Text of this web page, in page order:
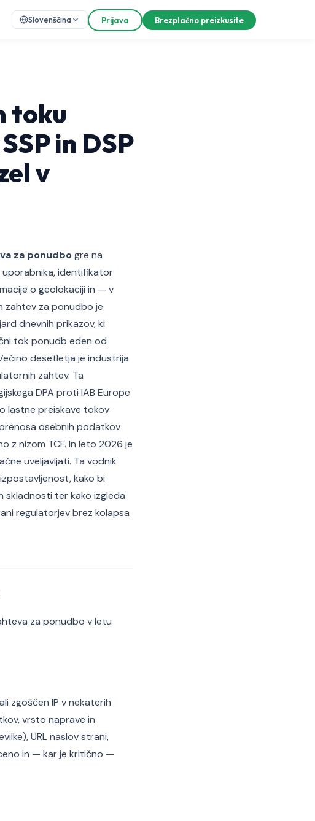
Slovenščina Prijava Brezplačno preizkusite
toku
in DSP
v
za ponudbogre na
uporabnika, identifikator
o geolokaciji in — v
zahtev za ponudbo je
dnevnih prikazov, ki
tok ponudb eden od
desetletja je industrija
zahtev. Ta
DPA proti IAB Europe
lastne preiskave tokov
osebnih podatkov
z nizom TCF. In leto 2026 je
uveljavljati. Ta vodnik
kako bi
skladnosti ter kako izgleda
regulatorjev brez kolapsa
za ponudbo v letu
zgoščen IP v nekaterih
vrsto naprave in
URL naslov strani,
in — kar je kritično —